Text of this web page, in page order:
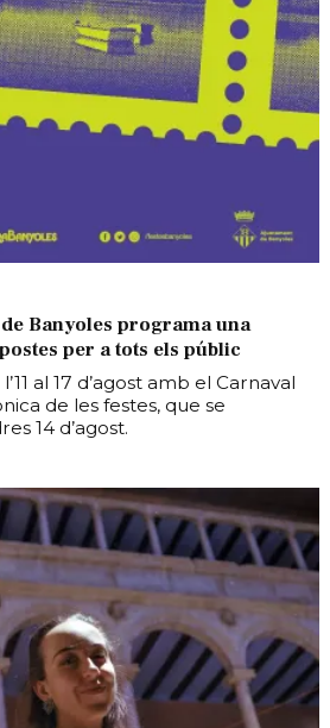
de Banyoles programa una
per a tots els públic
al 17 d’agost amb el Carnaval
de les festes, que se
14 d’agost.